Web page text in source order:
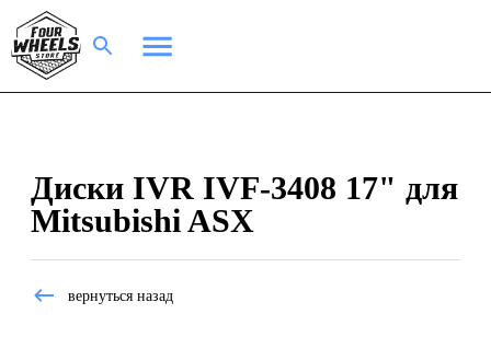
Диски IVR IVF-3408 17" для
Mitsubishi ASX
вернуться назад